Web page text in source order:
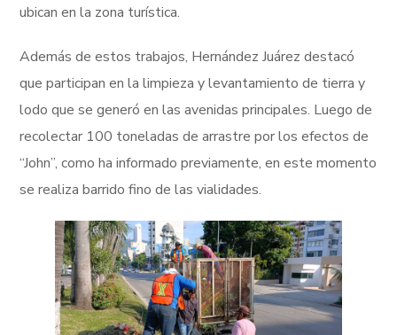
ubican en la zona turística.
Además de estos trabajos, Hernández Juárez destacó
que participan en la limpieza y levantamiento de tierra y
lodo que se generó en las avenidas principales. Luego de
recolectar 100 toneladas de arrastre por los efectos de
“John”, como ha informado previamente, en este momento
se realiza barrido fino de las vialidades.